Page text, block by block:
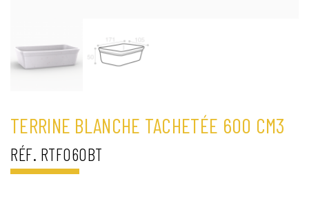
TERRINE BLANCHE TACHETÉE 600 CM3
RÉF. RTF060BT